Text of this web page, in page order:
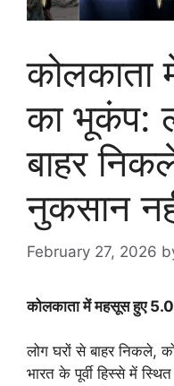
कोलकाता
का भूकंप:
बाहर
नुकसान
February 27, 2026
कोलकाता में महसूस हुए
लोग घरों से बाहर निकले,
भारत के पूर्वी हिस्से में